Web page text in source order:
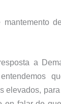
mantemento
a
elevados,